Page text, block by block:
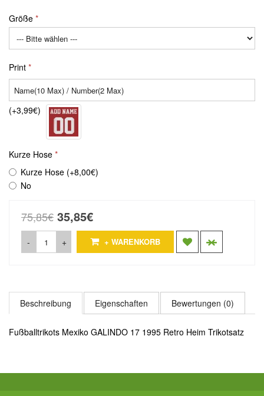
Größe
Print
(+3,99€)
Kurze Hose
Kurze Hose (+8,00€)
No
75,85€ 35,85€
- + + WARENKORB
Beschreibung Eigenschaften Bewertungen (0)
Fußballtrikots Mexiko GALINDO 17 1995 Retro Heim Trikotsatz